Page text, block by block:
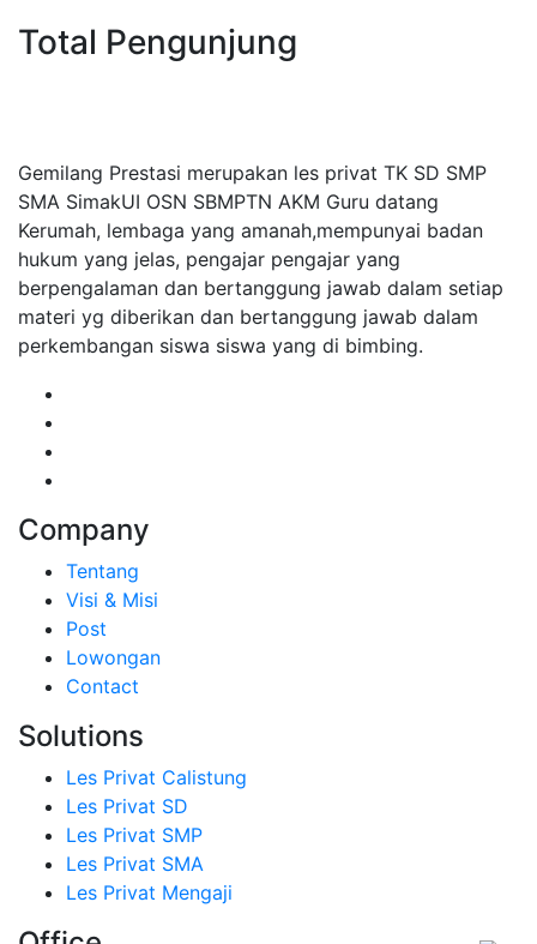
Total Pengunjung
Gemilang Prestasi merupakan les privat TK SD SMP
SMA SimakUI OSN SBMPTN AKM Guru datang
Kerumah, lembaga yang amanah,mempunyai badan
hukum yang jelas, pengajar pengajar yang
berpengalaman dan bertanggung jawab dalam setiap
materi yg diberikan dan bertanggung jawab dalam
perkembangan siswa siswa yang di bimbing.
Company
Tentang
Visi & Misi
Post
Lowongan
Contact
Solutions
Les Privat Calistung
Les Privat SD
Les Privat SMP
Les Privat SMA
Les Privat Mengaji